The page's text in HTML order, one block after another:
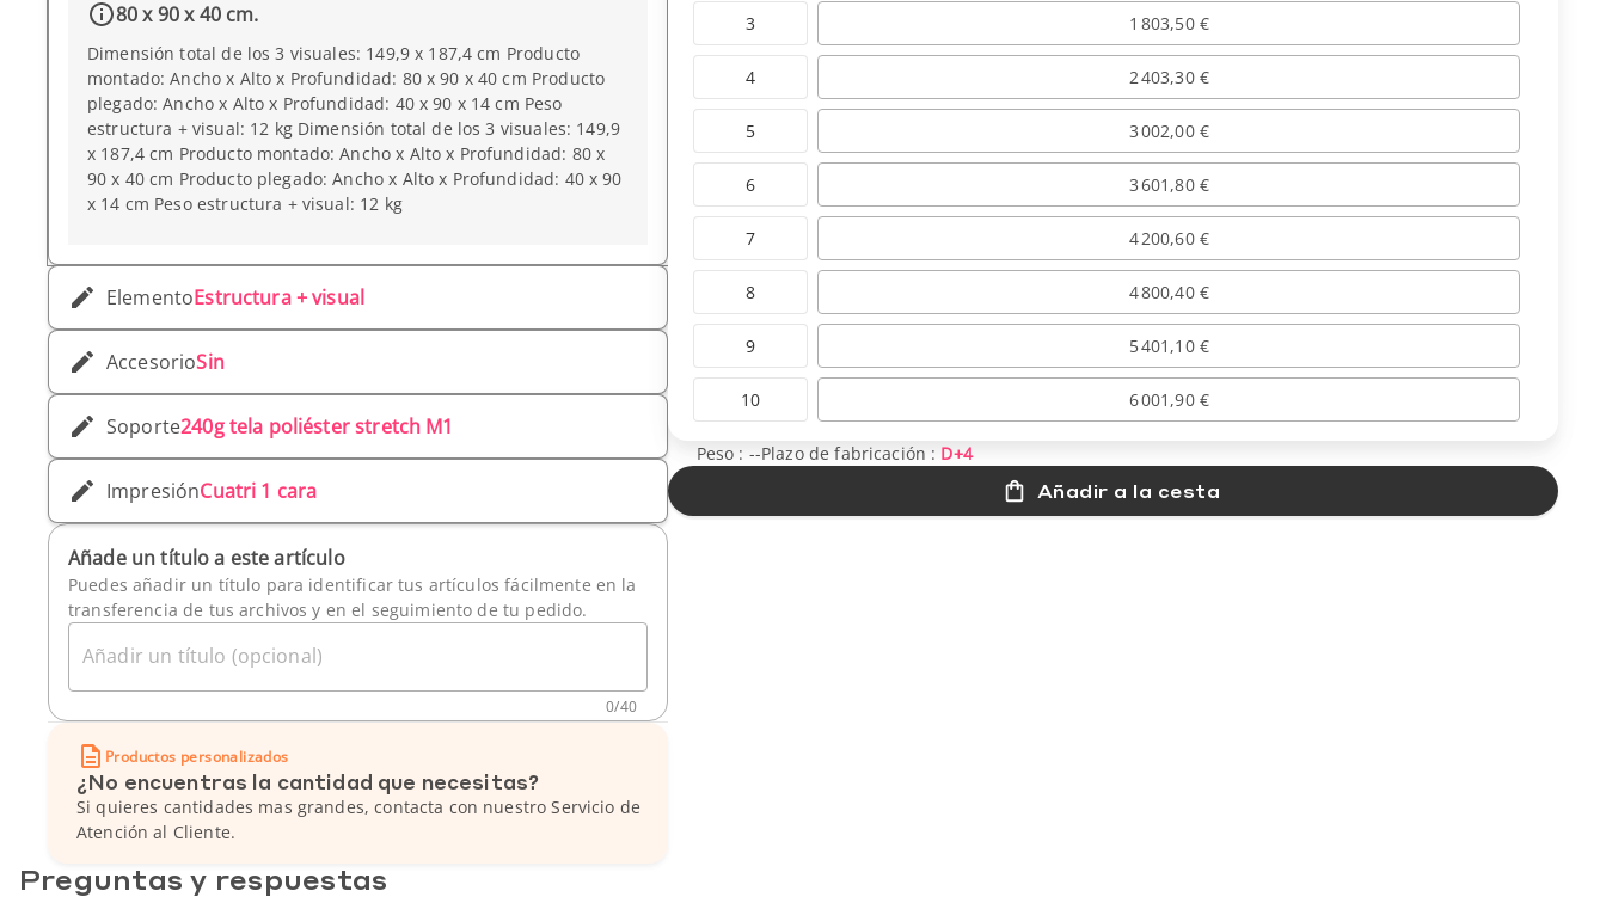
80 x 90 x 40 cm.
Dimensión total de los 3 visuales: 149,9 x 187,4 cm Producto
montado: Ancho x Alto x Profundidad: 80 x 90 x 40 cm Producto
plegado: Ancho x Alto x Profundidad: 40 x 90 x 14 cm Peso
estructura + visual: 12 kg Dimensión total de los 3 visuales: 149,9
x 187,4 cm Producto montado: Ancho x Alto x Profundidad: 80 x
90 x 40 cm Producto plegado: Ancho x Alto x Profundidad: 40 x 90
x 14 cm Peso estructura + visual: 12 kg
ElementoEstructura + visual
AccesorioSin
Soporte240g tela poliéster stretch M1
ImpresiónCuatri 1 cara
Añade un título a este artículo
Puedes añadir un título para identificar tus artículos fácilmente en la
transferencia de tus archivos y en el seguimiento de tu pedido.
Añadir un título (opcional)
0/40
Productos personalizados
¿No encuentras la cantidad que necesitas?
Si quieres cantidades mas grandes, contacta con nuestro Servicio de
Atención al Cliente.
3
4
5
6
7
8
9
10
1 803,50 €
2 403,30 €
3 002,00 €
3 601,80 €
4 200,60 €
4 800,40 €
5 401,10 €
6 001,90 €
Peso : --Plazo de fabricación : D+4
Añadir a la cesta
Preguntas y respuestas